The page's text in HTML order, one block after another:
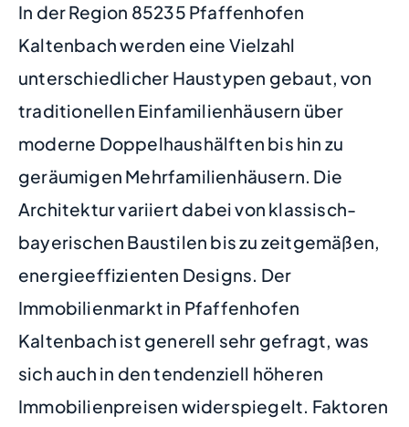
In der Region 85235 Pfaffenhofen
Kaltenbach werden eine Vielzahl
unterschiedlicher Haustypen gebaut, von
traditionellen Einfamilienhäusern über
moderne Doppelhaushälften bis hin zu
geräumigen Mehrfamilienhäusern. Die
Architektur variiert dabei von klassisch-
bayerischen Baustilen bis zu zeitgemäßen,
energieeffizienten Designs. Der
Immobilienmarkt in Pfaffenhofen
Kaltenbach ist generell sehr gefragt, was
sich auch in den tendenziell höheren
Immobilienpreisen widerspiegelt. Faktoren